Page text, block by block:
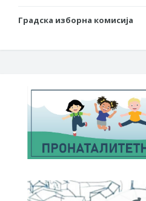
Градска изборна комисија